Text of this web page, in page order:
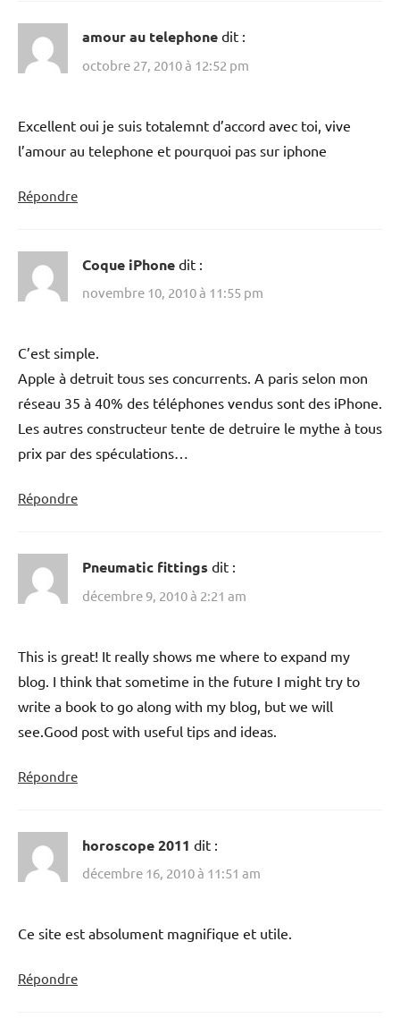
amour au telephone dit :
octobre 27, 2010 à 12:52 pm
Excellent oui je suis totalemnt d’accord avec toi, vive
l’amour au telephone et pourquoi pas sur iphone
Répondre
Coque iPhone dit :
novembre 10, 2010 à 11:55 pm
C’est simple.
Apple à detruit tous ses concurrents. A paris selon mon
réseau 35 à 40% des téléphones vendus sont des iPhone.
Les autres constructeur tente de detruire le mythe à tous
prix par des spéculations…
Répondre
Pneumatic fittings dit :
décembre 9, 2010 à 2:21 am
This is great! It really shows me where to expand my
blog. I think that sometime in the future I might try to
write a book to go along with my blog, but we will
see.Good post with useful tips and ideas.
Répondre
horoscope 2011 dit :
décembre 16, 2010 à 11:51 am
Ce site est absolument magnifique et utile.
Répondre